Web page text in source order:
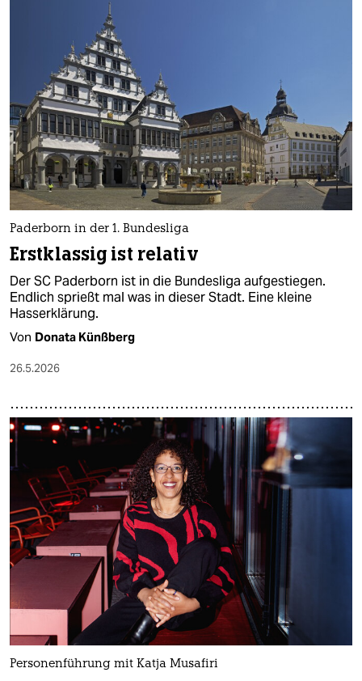
Paderborn in der 1. Bundesliga
Erstklassig ist relativ
Der SC Paderborn ist in die Bundesliga aufgestiegen.
Endlich sprießt mal was in dieser Stadt. Eine kleine
Hasserklärung.
Von Donata Künßberg
26.5.2026
Personenführung mit Katja Musafiri